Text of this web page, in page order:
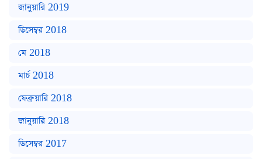
জানুয়ারি 2019
ডিসেম্বর 2018
মে 2018
মার্চ 2018
ফেব্রুয়ারি 2018
জানুয়ারি 2018
ডিসেম্বর 2017